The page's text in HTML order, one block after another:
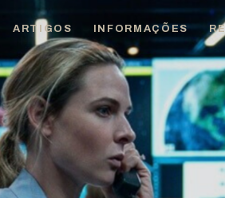
ARTIGOS INFORMAÇÕES